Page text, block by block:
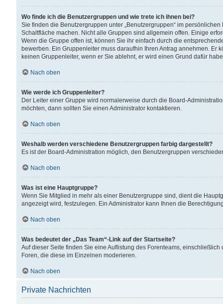
Wo finde ich die Benutzergruppen und wie trete ich ihnen bei?
Sie finden die Benutzergruppen unter „Benutzergruppen“ im
Schaltfläche machen. Nicht alle Gruppen sind allgemein offen. Einige
Wenn die Gruppe offen ist, können Sie ihr einfach durch die
bewerben. Ein Gruppenleiter muss daraufhin Ihren Antrag annehmen.
keinen Gruppenleiter, wenn er Sie ablehnt, er wird einen Grund dafür
Nach oben
Wie werde ich Gruppenleiter?
Der Leiter einer Gruppe wird normalerweise durch die Board-
möchten, dann sollten Sie einen Administrator kontaktieren.
Nach oben
Weshalb werden verschiedene Benutzergruppen farbig dargestellt?
Es ist der Board-Administration möglich, den Benutzergruppen
Nach oben
Was ist eine Hauptgruppe?
Wenn Sie Mitglied in mehr als einer Benutzergruppe sind, dient die
angezeigt wird, festzulegen. Ein Administrator kann Ihnen die
Nach oben
Was bedeutet der „Das Team“-Link auf der Startseite?
Auf dieser Seite finden Sie eine Auflistung des Forenteams,
Foren, die diese im Einzelnen moderieren.
Nach oben
Private Nachrichten